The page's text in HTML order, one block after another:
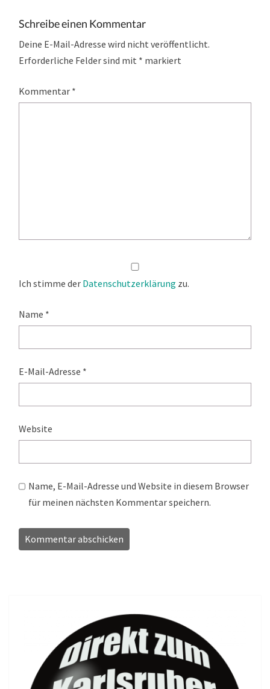
Schreibe einen Kommentar
Deine E-Mail-Adresse wird nicht veröffentlicht.
Erforderliche Felder sind mit * markiert
Kommentar *
Ich stimme der Datenschutzerklärung zu.
Name *
E-Mail-Adresse *
Website
Name, E-Mail-Adresse und Website in diesem Browser
für meinen nächsten Kommentar speichern.